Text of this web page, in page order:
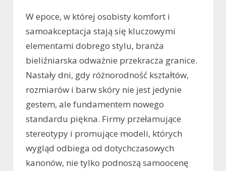
W epoce, w której osobisty komfort i
samoakceptacja stają się kluczowymi
elementami dobrego stylu, branża
bieliźniarska odważnie przekracza granice.
Nastały dni, gdy różnorodność kształtów,
rozmiarów i barw skóry nie jest jedynie
gestem, ale fundamentem nowego
standardu piękna. Firmy przełamujące
stereotypy i promujące modeli, których
wygląd odbiega od dotychczasowych
kanonów, nie tylko podnoszą samoocenę